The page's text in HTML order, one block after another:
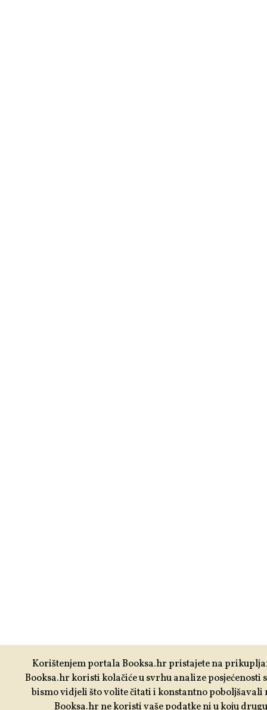
Korištenjem portala Booksa.hr pristajete na
Booksa.hr koristi kolačiće u svrhu analize posjećenosti
bismo vidjeli što volite čitati i konstantno poboljšavali
Booksa.hr ne koristi vaše podatke ni u koju